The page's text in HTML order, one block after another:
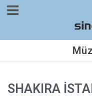
SHAKIRA